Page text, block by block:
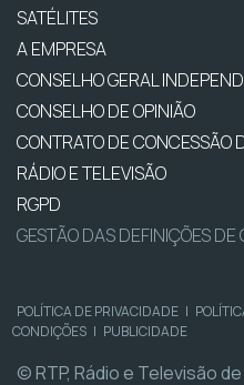
SATÉLITES
A EMPRESA
CONSELHO GERAL
CONSELHO DE OPINIÃO
CONTRATO DE CONCESSÃO
RÁDIO E TELEVISÃO
RGPD
GESTÃO DAS DEFINIÇÕES DE
POLÍTICA DE PRIVACIDADE |
CONDIÇÕES | PUBLICIDADE
© RTP, Rádio e Televisão